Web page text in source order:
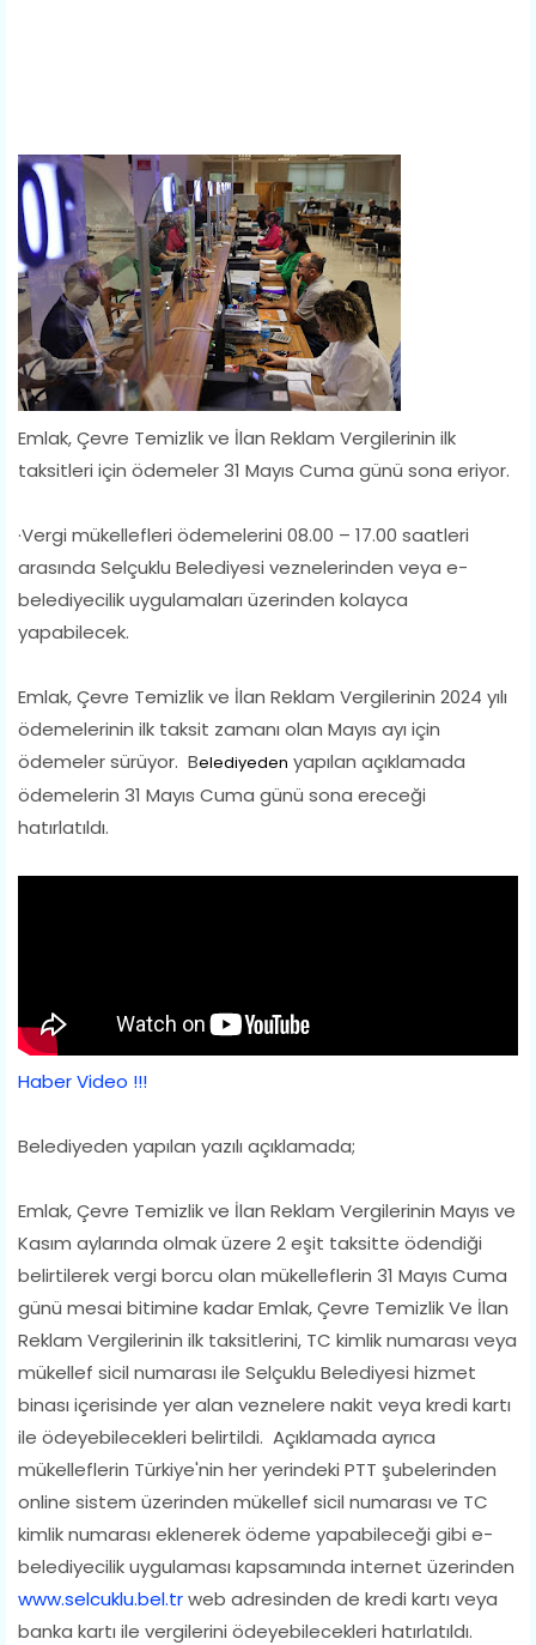
Emlak, Çevre Temizlik ve İlan Reklam Vergilerinin ilk
taksitleri için ödemeler 31 Mayıs Cuma günü sona eriyor.
·Vergi mükellefleri ödemelerini 08.00 – 17.00 saatleri
arasında Selçuklu Belediyesi veznelerinden veya e-
belediyecilik uygulamaları üzerinden kolayca
yapabilecek.
Emlak, Çevre Temizlik ve İlan Reklam Vergilerinin 2024 yılı
ödemelerinin ilk taksit zamanı olan Mayıs ayı için
ödemeler sürüyor. Belediyeden yapılan açıklamada
ödemelerin 31 Mayıs Cuma günü sona ereceği
hatırlatıldı.
Haber Video !!!
Belediyeden yapılan yazılı açıklamada;
Emlak, Çevre Temizlik ve İlan Reklam Vergilerinin Mayıs ve
Kasım aylarında olmak üzere 2 eşit taksitte ödendiği
belirtilerek vergi borcu olan mükelleflerin 31 Mayıs Cuma
günü mesai bitimine kadar Emlak, Çevre Temizlik Ve İlan
Reklam Vergilerinin ilk taksitlerini, TC kimlik numarası veya
mükellef sicil numarası ile Selçuklu Belediyesi hizmet
binası içerisinde yer alan veznelere nakit veya kredi kartı
ile ödeyebilecekleri belirtildi. Açıklamada ayrıca
mükelleflerin Türkiye'nin her yerindeki PTT şubelerinden
online sistem üzerinden mükellef sicil numarası ve TC
kimlik numarası eklenerek ödeme yapabileceği gibi e-
belediyecilik uygulaması kapsamında internet üzerinden
www.selcuklu.bel.trweb adresinden de kredi kartı veya
banka kartı ile vergilerini ödeyebilecekleri hatırlatıldı.